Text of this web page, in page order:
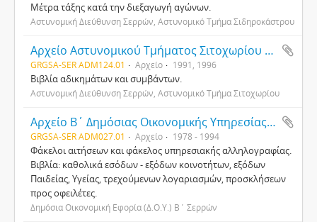
Μέτρα τάξης κατά την διεξαγωγή αγώνων.
Αστυνομική Διεύθυνση Σερρών, Αστυνομικό Τμήμα Σιδηροκάστρου
Αρχείο Αστυνομικού Τμήματος Σιτοχωρίου Σερρών
GRGSA-SER ADM124.01 Αρχείο 1991, 1996
Βιβλία αδικημάτων και συμβάντων.
Αστυνομική Διεύθυνση Σερρών, Αστυνομικό Τμήμα Σιτοχωρίου
Αρχείο Β΄ Δημόσιας Οικονομικής Υπηρεσίας (Δ.Ο.Υ.) Σερρών
GRGSA-SER ADM027.01 Αρχείο 1978 - 1994
Φάκελοι αιτήσεων και φάκελος υπηρεσιακής αλληλογραφίας.
Βιβλία: καθολικά εσόδων - εξόδων κοινοτήτων, εξόδων
Παιδείας, Υγείας, τρεχούμενων λογαριασμών, προσκλήσεων
προς οφειλέτες.
Δημόσια Οικονομική Εφορία (Δ.Ο.Υ.) Β΄ Σερρών